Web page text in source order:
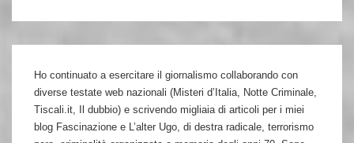
Ho continuato a esercitare il giornalismo collaborando con
diverse testate web nazionali (Misteri d’Italia, Notte Criminale,
Tiscali.it, Il dubbio) e scrivendo migliaia di articoli per i miei
blog Fascinazione e L’alter Ugo, di destra radicale, terrorismo